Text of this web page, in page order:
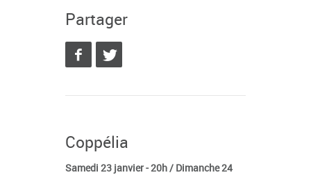
Partager
Coppélia
Samedi 23 janvier - 20h / Dimanche 24